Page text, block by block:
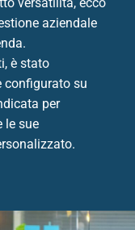
aziendale
è stato
configurato su
per
le sue